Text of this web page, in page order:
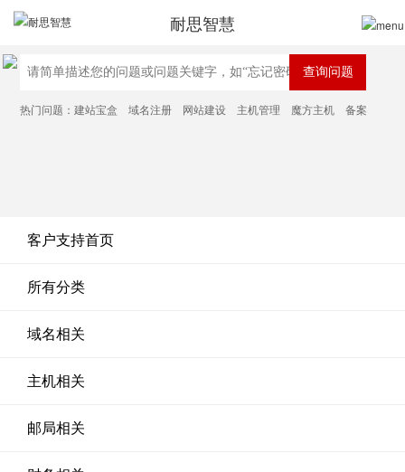
耐思智慧
热门问题：建站宝盒 域名注册 网站建设 主机管理 魔方主机 备案
客户支持首页
所有分类
域名相关
主机相关
邮局相关